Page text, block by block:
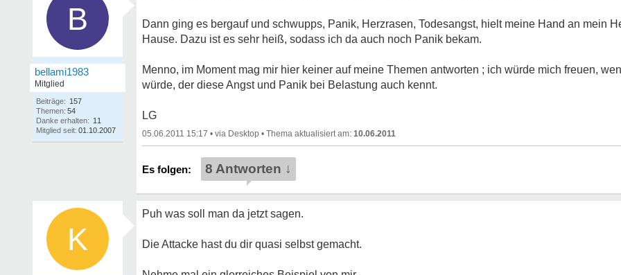
B
bellami1983
Mitglied
Beiträge: 157
Themen: 54
Danke erhalten: 11
Mitglied seit: 01.10.2007
Dann ging es bergauf und schwupps, Panik, Herzrasen, Todesangst, hielt meine Hand an mein
Hause. Dazu ist es sehr heiß, sodass ich da auch noch Panik bekam.
Menno, im Moment mag mir hier keiner auf meine Themen antworten ; ich würde mich freuen,
würde, der diese Angst und Panik bei Belastung auch kennt.
LG
05.06.2011 15:17 • • 10.06.2011
8 Antworten ↓
K
Puh was soll man da jetzt sagen.
Die Attacke hast du dir quasi selbst gemacht.